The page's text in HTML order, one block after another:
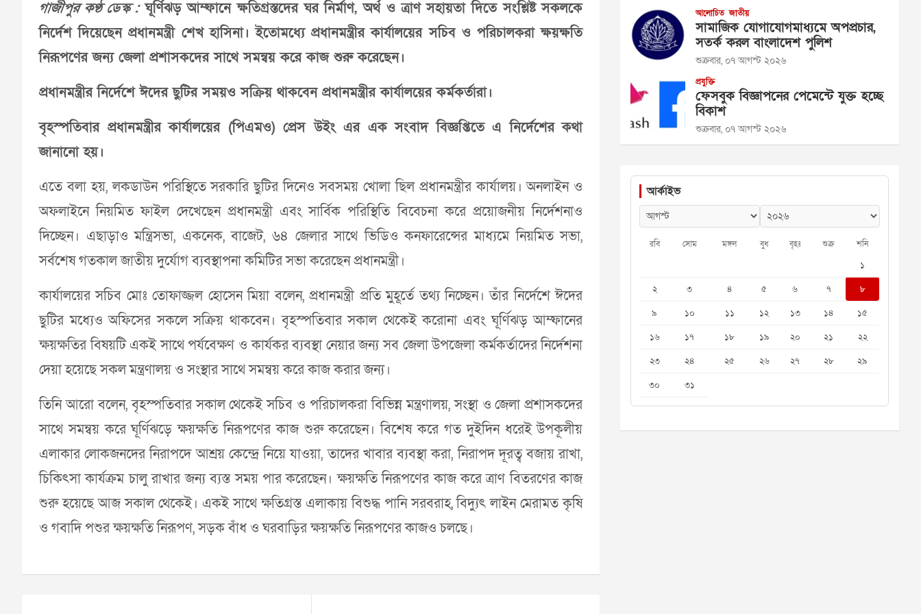
গাজীপুর কণ্ঠ ডেস্ক :ঘূর্ণিঝড় আম্ফানে ক্ষতিগ্রস্তদের ঘর নির্মাণ, অর্থ ও ত্রাণ সহায়তা দিতে সংশ্লিষ্ট সকলকে
নির্দেশ দিয়েছেন প্রধানমন্ত্রী শেখ হাসিনা। ইতোমধ্যে প্রধানমন্ত্রীর কার্যালয়ের সচিব ও পরিচালকরা ক্ষয়ক্ষতি
নিরূপণের জন্য জেলা প্রশাসকদের সাথে সমন্বয় করে কাজ শুরু করেছেন।
প্রধানমন্ত্রীর নির্দেশে ঈদের ছুটির সময়ও সক্রিয় থাকবেন প্রধানমন্ত্রীর কার্যালয়ের কর্মকর্তারা।
বৃহস্পতিবার প্রধানমন্ত্রীর কার্যালয়ের (পিএমও) প্রেস উইং এর এক সংবাদ বিজ্ঞপ্তিতে এ নির্দেশের কথা
জানানো হয়।
এতে বলা হয়, লকডাউন পরিস্থিতে সরকারি ছুটির দিনেও সবসময় খোলা ছিল প্রধানমন্ত্রীর কার্যালয়। অনলাইন ও
অফলাইনে নিয়মিত ফাইল দেখেছেন প্রধানমন্ত্রী এবং সার্বিক পরিস্থিতি বিবেচনা করে প্রয়োজনীয় নির্দেশনাও
দিচ্ছেন। এছাড়াও মন্ত্রিসভা, একনেক, বাজেট, ৬৪ জেলার সাথে ভিডিও কনফারেন্সের মাধ্যমে নিয়মিত সভা,
সর্বশেষ গতকাল জাতীয় দুর্যোগ ব্যবস্থাপনা কমিটির সভা করেছেন প্রধানমন্ত্রী।
কার্যালয়ের সচিব মোঃ তোফাজ্জল হোসেন মিয়া বলেন, প্রধানমন্ত্রী প্রতি মুহূর্তে তথ্য নিচ্ছেন। তাঁর নির্দেশে ঈদের
ছুটির মধ্যেও অফিসের সকলে সক্রিয় থাকবেন। বৃহস্পতিবার সকাল থেকেই করোনা এবং ঘূর্ণিঝড় আম্ফানের
ক্ষয়ক্ষতির বিষয়টি একই সাথে পর্যবেক্ষণ ও কার্যকর ব্যবস্থা নেয়ার জন্য সব জেলা উপজেলা কর্মকর্তাদের নির্দেশনা
দেয়া হয়েছে সকল মন্ত্রণালয় ও সংস্থার সাথে সমন্বয় করে কাজ করার জন্য।
তিনি আরো বলেন, বৃহস্পতিবার সকাল থেকেই সচিব ও পরিচালকরা বিভিন্ন মন্ত্রণালয়, সংস্থা ও জেলা প্রশাসকদের
সাথে সমন্বয় করে ঘূর্ণিঝড়ে ক্ষয়ক্ষতি নিরূপণের কাজ শুরু করেছেন। বিশেষ করে গত দুইদিন ধরেই উপকূলীয়
এলাকার লোকজনদের নিরাপদে আশ্রয় কেন্দ্রে নিয়ে যাওয়া, তাদের খাবার ব্যবস্থা করা, নিরাপদ দূরত্ব বজায় রাখা,
চিকিৎসা কার্যক্রম চালু রাখার জন্য ব্যস্ত সময় পার করেছেন। ক্ষয়ক্ষতি নিরূপণের কাজ করে ত্রাণ বিতরণের কাজ
শুরু হয়েছে আজ সকাল থেকেই। একই সাথে ক্ষতিগ্রস্ত এলাকায় বিশুদ্ধ পানি সরবরাহ, বিদ্যুৎ লাইন মেরামত কৃষি
ও গবাদি পশুর ক্ষয়ক্ষতি নিরূপণ, সড়ক বাঁধ ও ঘরবাড়ির ক্ষয়ক্ষতি নিরূপণের কাজও চলছে।
আলোচিত জাতীয়
সামাজিক যোগাযোগমাধ্যমে অপপ্রচার,
সতর্ক করল বাংলাদেশ পুলিশ
শুক্রবার, ০৭ আগস্ট ২০২৬
প্রযুক্তি
ফেসবুক বিজ্ঞাপনের পেমেন্টে যুক্ত হচ্ছে
বিকাশ
শুক্রবার, ০৭ আগস্ট ২০২৬
আর্কাইভ
রবি সোম মঙ্গল বুধ বৃহঃ শুক্র শনি
১
২
৩ ৪ ৫ ৬ ৭
৮
৯
১০ ১১ ১২ ১৩ ১৪
১৫
১৬
১৭ ১৮ ১৯ ২০ ২১
২২
২৩
২৪ ২৫ ২৬ ২৭ ২৮
২৯
৩০
৩১